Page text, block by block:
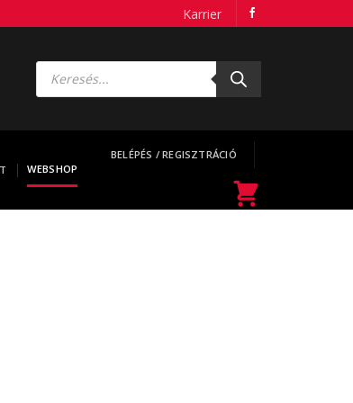
Karrier
Products
search
WEBSHOP
BELÉPÉS / REGISZTRÁCIÓ